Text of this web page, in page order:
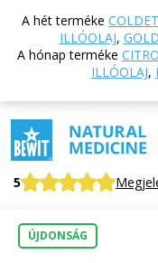
A hét terméke
ILLÓOLAJ,
A hónap terméke
ILLÓOLAJ,
Vissza a főoldalra
kozmetikumok
Ajakbalzsam - Self
Ajakbalzsam
Lip Balm – Self Love,
5
ÚJDONSÁG